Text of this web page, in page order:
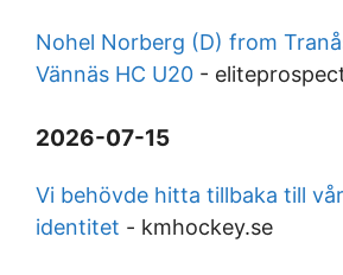
Nohel Norberg (D) from
Vännäs HC U20 -
2026-07-15
Vi behövde hitta tillbaka till vår
identitet - kmhockey.se